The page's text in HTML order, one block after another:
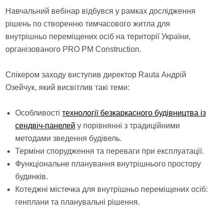
Навчальний вебінар відбувся у рамках дослідження
рішень по створенню тимчасового житла для
внутрішньо переміщених осіб на території України,
організованого PRO PM Construction.
Спікером заходу виступив директор Rauta Андрій
Озейчук, який висвітлив такі теми:
Особливостітехнології безкаркасного будівництва із
сендвіч-панелей у порівнянні з традиційними
методами зведення будівель.
Терміни спорудження та переваги при експлуатації.
Функціональне планування внутрішнього простору
будинків.
Котеджні містечка для внутрішньо переміщених осіб:
генплани та планувальні рішення.